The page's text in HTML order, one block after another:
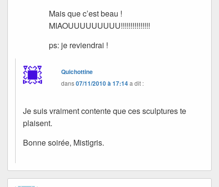
Mais que c’est beau !
MIAOUUUUUUUUU!!!!!!!!!!!!!!!
ps: je reviendrai !
Quichottine
dans07/11/2010 à 17:14a dit :
Je suis vraiment contente que ces sculptures te
plaisent.
Bonne soirée, Mistigris.